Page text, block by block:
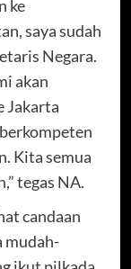
ke
saya sudah
Negara.
akan
Jakarta
Kita semua
tegas NA.
candaan
mudah-